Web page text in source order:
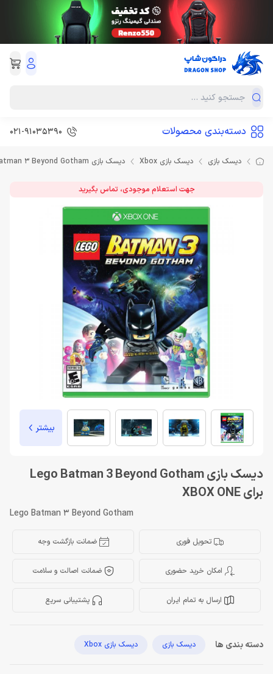
دسته‌بندی محصولات 021-91035390
دیسک بازی دیسک بازی Xbox دیسک بازی Lego Batman 3 Beyond Gotham برای XBOX ONE
جهت استعلام موجودی، تماس بگیرید
بیشتر
دیسک بازی Lego Batman 3 Beyond Gotham
برای XBOX ONE
Lego Batman 3 Beyond Gotham
تحویل فوری ضمانت بازگشت وجه
امکان خرید حضوری ضمانت اصالت و سلامت
ارسال به تمام ایران پشتیبانی سریع
دسته بندی ها دیسک بازی دیسک بازی Xbox